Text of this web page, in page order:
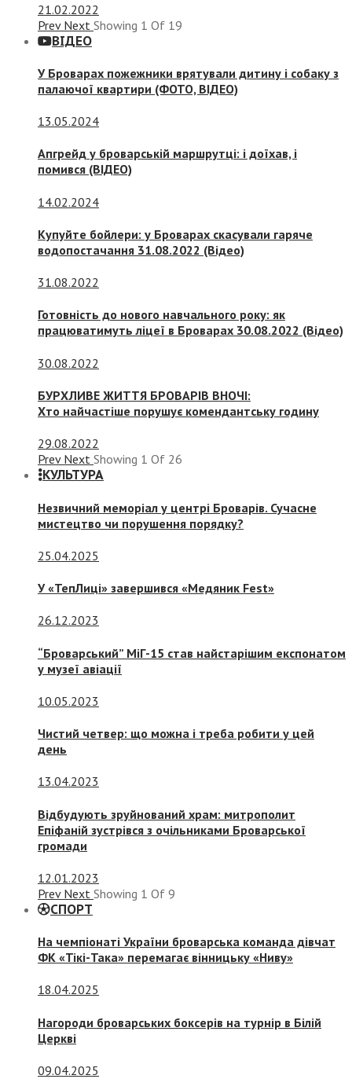
21.02.2022
Prev Next Showing 1 Of 19
ВІДЕО
У Броварах пожежники врятували дитину і собаку з
палаючої квартири (ФОТО, ВІДЕО)
13.05.2024
Апгрейд у броварській маршрутці: і доїхав, і
помився (ВІДЕО)
14.02.2024
Купуйте бойлери: у Броварах скасували гаряче
водопостачання 31.08.2022 (Відео)
31.08.2022
Готовність до нового навчального року: як
працюватимуть ліцеї в Броварах 30.08.2022 (Відео)
30.08.2022
БУРХЛИВЕ ЖИТТЯ БРОВАРІВ ВНОЧІ:
Хто найчастіше порушує комендантську годину
29.08.2022
Prev Next Showing 1 Of 26
КУЛЬТУРА
Незвичний меморіал у центрі Броварів. Сучасне
мистецтво чи порушення порядку?
25.04.2025
У «ТепЛиці» завершився «Медяник Fest»
26.12.2023
“Броварський” МіГ-15 став найстарішим експонатом
у музеї авіації
10.05.2023
Чистий четвер: що можна і треба робити у цей
день
13.04.2023
Відбудують зруйнований храм: митрополит
Епіфаній зустрівся з очільниками Броварської
громади
12.01.2023
Prev Next Showing 1 Of 9
СПОРТ
На чемпіонаті України броварська команда дівчат
ФК «Тікі-Така» перемагає вінницьку «Ниву»
18.04.2025
Нагороди броварських боксерів на турнір в Білій
Церкві
09.04.2025